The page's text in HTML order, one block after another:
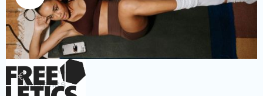
Gesundheit & Wellness
Freeletics
€‎